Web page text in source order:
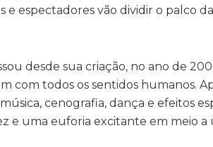
e espectadores vão dividir o palco
desde sua criação, no ano de
com todos os sentidos humanos.
cenografia, dança e efeitos
e uma euforia excitante em meio a